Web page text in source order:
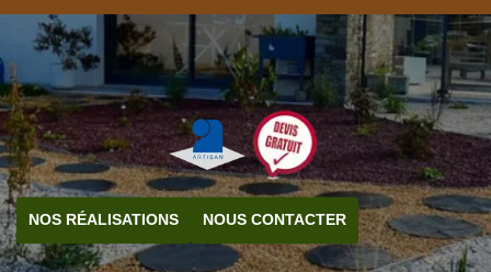
NOS RÉALISATIONS NOUS CONTACTER